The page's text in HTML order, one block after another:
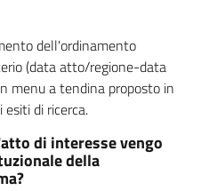
dell'ordinamento
(data atto/regione-data
menu a tendina proposto in
di ricerca.
di interesse vengo
della